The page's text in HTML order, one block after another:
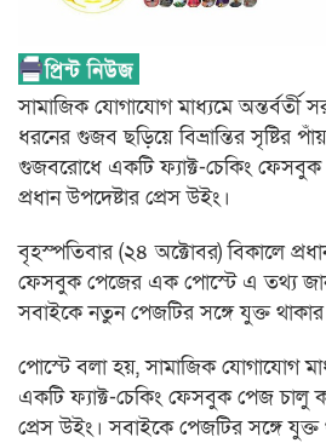
সামাজিক যোগাযোগ মাধ্যমে অন্তর্বর্তী
ধরনের গুজব ছড়িয়ে বিভ্রান্তির সৃষ্টির
গুজবরোধে একটি ফ্যাক্ট-চেকিং
প্রধান উপদেষ্টার প্রেস উইং।
বৃহস্পতিবার (২৪ অক্টোবর) বিকালে
ফেসবুক পেজের এক পোস্টে এ তথ্য
সবাইকে নতুন পেজটির সঙ্গে যুক্ত
পোস্টে বলা হয়, সামাজিক যোগাযোগ
একটি ফ্যাক্ট-চেকিং ফেসবুক পেজ চালু
প্রেস উইং। সবাইকে পেজটির সঙ্গে